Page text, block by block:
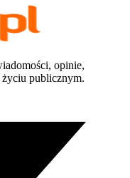
opinie,
życiu publicznym.